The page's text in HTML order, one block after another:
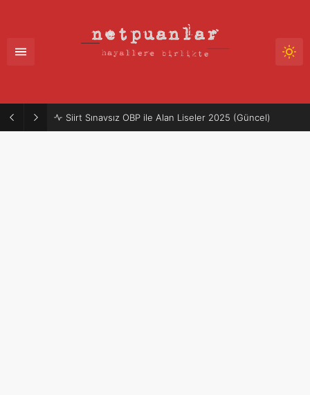
Siirt Sınavsız OBP ile Alan Liseler 2025 (Güncel)